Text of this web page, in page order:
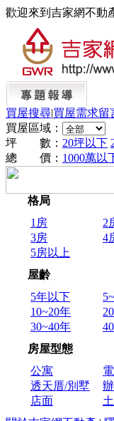
歡迎來到吉家網不
買屋搜尋|買屋需求留
買屋區域：
坪 數： 20坪以下
總 價： 1000萬以
格局
1房
2
3房
4
5房以上
屋齡
5年以下
10~20年
30~40年
房屋型態
公寓
透天厝/別墅
店面